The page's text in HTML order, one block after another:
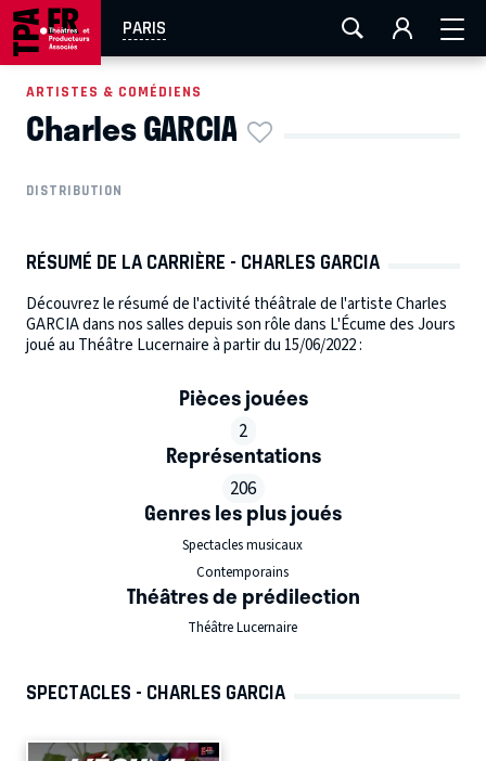
PARIS
AIX-MARSEILLE LA ROCHELLE
EN TOURNÉE
ARTISTES & COMÉDIENS
Charles GARCIA
DISTRIBUTION
RÉSUMÉ DE LA CARRIÈRE - CHARLES GARCIA
Découvrez le résumé de l'activité théâtrale de l'artiste Charles
GARCIA dans nos salles depuis son rôle dans L'Écume des Jours
joué au Théâtre Lucernaire à partir du 15/06/2022 :
Pièces jouées
2
Représentations
206
Genres les plus joués
Spectacles musicaux
Contemporains
Théâtres de prédilection
Théâtre Lucernaire
SPECTACLES - CHARLES GARCIA